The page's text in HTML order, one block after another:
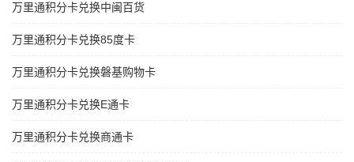
万里通积分卡兑换中闽百货
万里通积分卡兑换85度卡
万里通积分卡兑换磐基购物卡
万里通积分卡兑换E通卡
万里通积分卡兑换商通卡